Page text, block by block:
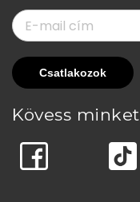
Kövess minket